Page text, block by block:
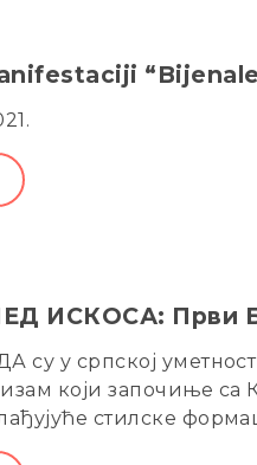
ИСКОСА: Први
су у српској
који започиње са
стилске